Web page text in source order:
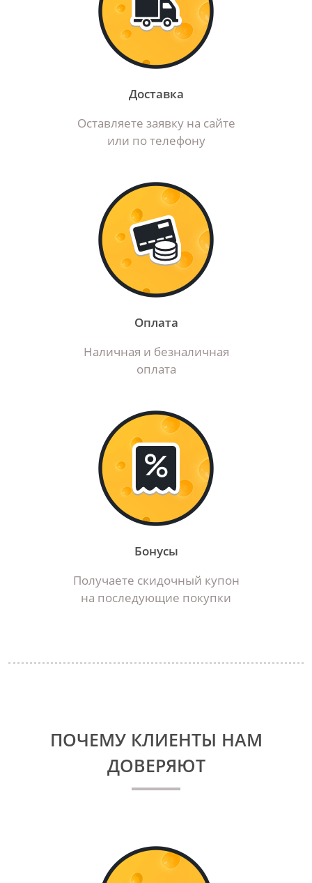
Доставка
Оставляете заявку на сайте
или по телефону
Оплата
Наличная и безналичная
оплата
Бонусы
Получаете скидочный купон
на последующие покупки
ПОЧЕМУ КЛИЕНТЫ НАМ
ДОВЕРЯЮТ